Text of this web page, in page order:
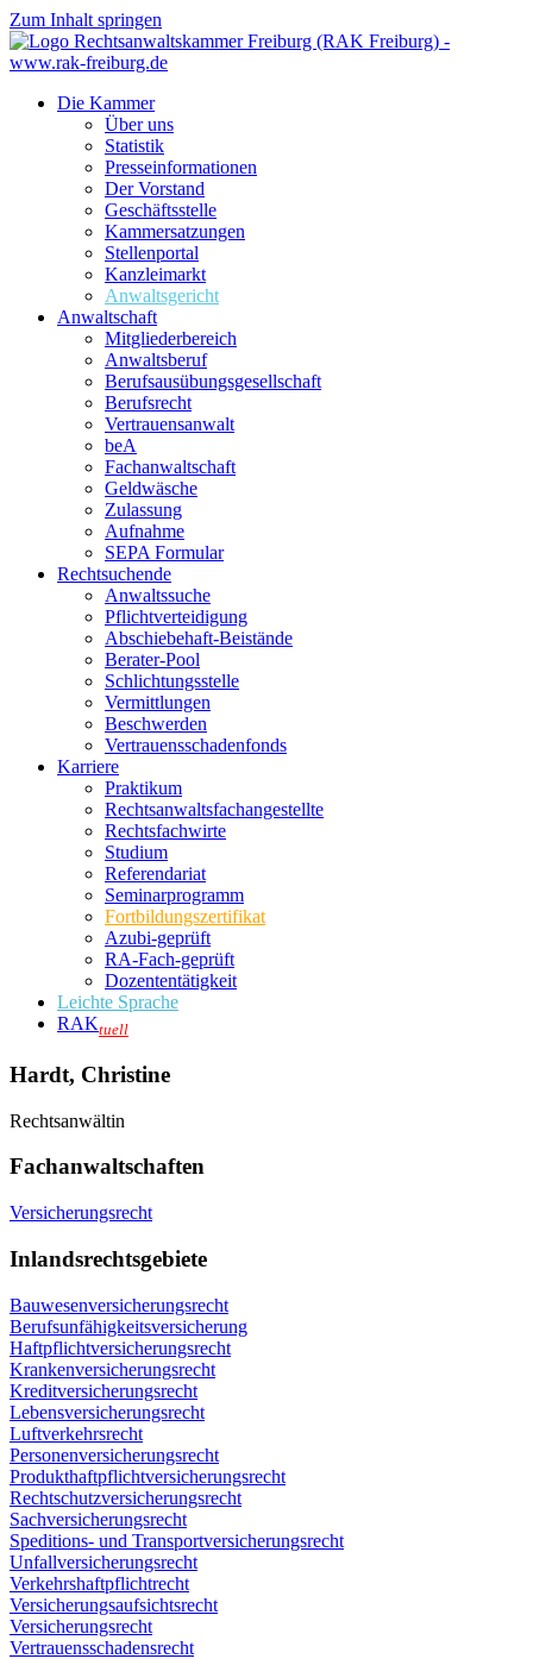
Zum Inhalt springen
Die Kammer
Über uns
Statistik
Presseinformationen
Der Vorstand
Geschäftsstelle
Kammersatzungen
Stellenportal
Kanzleimarkt
Anwaltsgericht
Anwaltschaft
Mitgliederbereich
Anwaltsberuf
Berufsausübungs­gesellschaft
Berufsrecht
Vertrauensanwalt
beA
Fachanwaltschaft
Geldwäsche
Zulassung
Aufnahme
SEPA Formular
Rechtsuchende
Anwaltssuche
Pflichtverteidigung
Abschiebehaft-Beistände
Berater-Pool
Schlichtungsstelle
Vermittlungen
Beschwerden
Vertrauensschadenfonds
Karriere
Praktikum
Rechtsanwalts­fachangestellte
Rechtsfachwirte
Studium
Referendariat
Seminarprogramm
Fortbildungszertifikat
Azubi-geprüft
RA-Fach-geprüft
Dozententätigkeit
Leichte Sprache
RAKtuell
Hardt, Christine
Rechtsanwältin
Fachanwaltschaften
Versicherungsrecht
Inlandsrechtsgebiete
Bauwesenversicherungsrecht
Berufsunfähigkeitsversicherung
Haftpflichtversicherungsrecht
Krankenversicherungsrecht
Kreditversicherungsrecht
Lebensversicherungsrecht
Luftverkehrsrecht
Personenversicherungsrecht
Produkthaftpflichtversicherungsrecht
Rechtschutzversicherungsrecht
Sachversicherungsrecht
Speditions- und Transportversicherungsrecht
Unfallversicherungsrecht
Verkehrshaftpflichtrecht
Versicherungsaufsichtsrecht
Versicherungsrecht
Vertrauensschadensrecht